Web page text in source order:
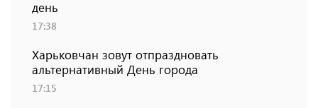
день
17:38
Харьковчан зовут отпраздновать
альтернативный День города
17:15